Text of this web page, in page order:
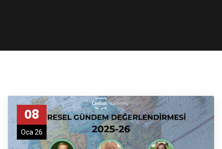
08
Oca 26